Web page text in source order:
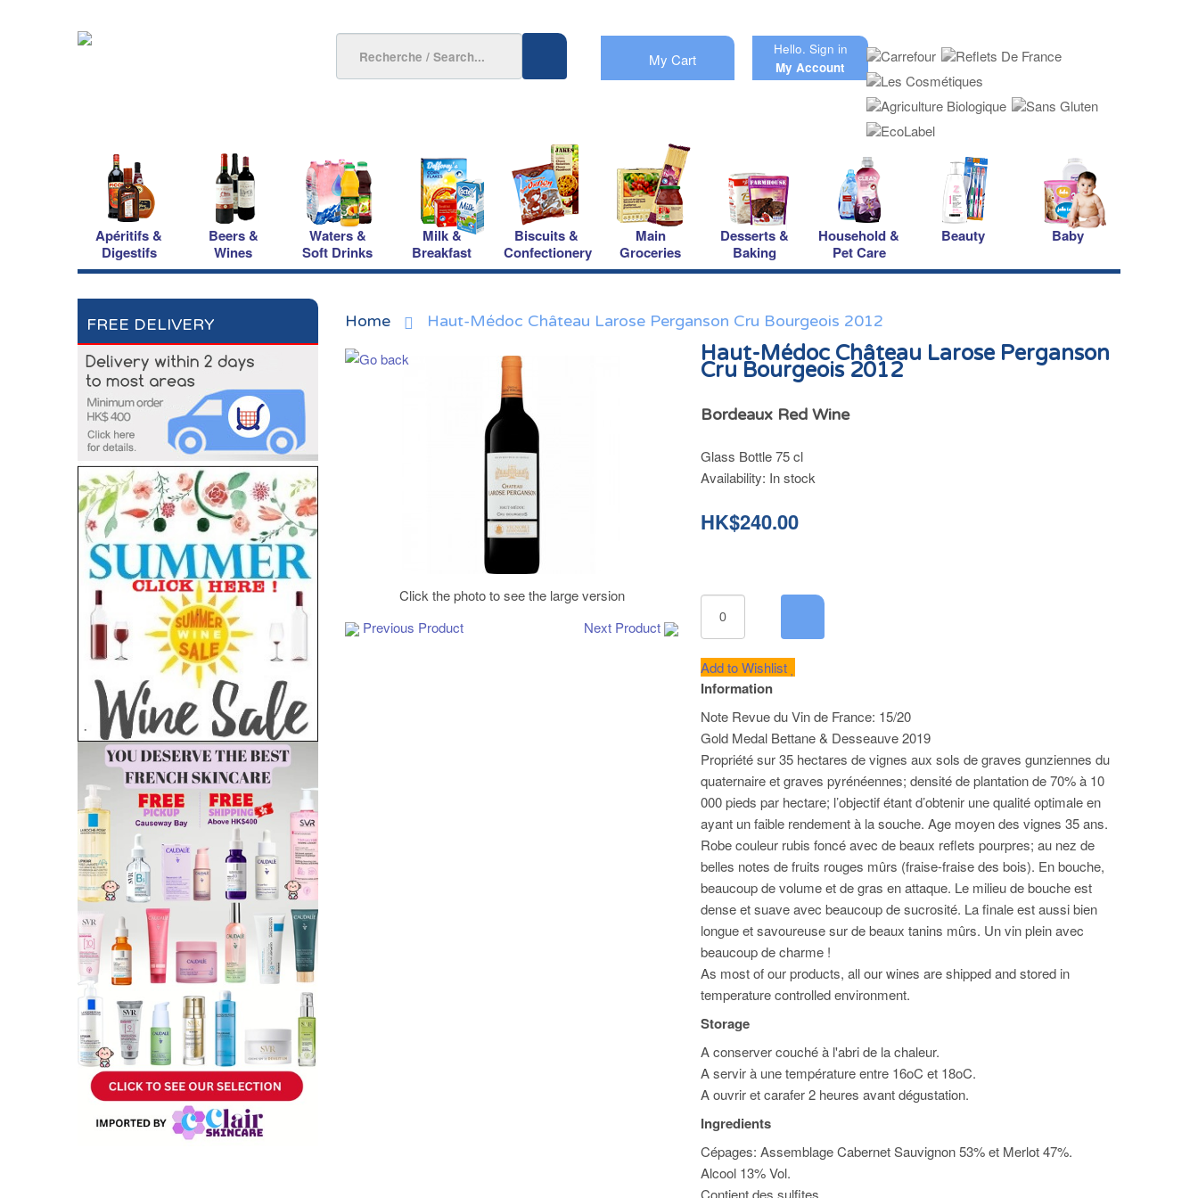
My Cart
Hello. Sign in
My Account
Apéritifs &
Digestifs
Beers &
Wines
Waters &
Soft Drinks
Milk &
Breakfast
Biscuits &
Confectionery
Main
Groceries
Desserts &
Baking
Household &
Pet Care
Beauty Baby
FREE DELIVERY Home Haut-Médoc Château Larose Perganson Cru Bourgeois 2012
Click the photo to see the large version
Previous Product
Next Product
Haut-Médoc Château Larose Perganson
Cru Bourgeois 2012
Bordeaux Red Wine
Glass Bottle 75 cl
Availability: In stock
HK$240.00
Add to Wishlist
Information
Note Revue du Vin de France: 15/20
Gold Medal Bettane & Desseauve 2019
Propriété sur 35 hectares de vignes aux sols de graves gunziennes du
quaternaire et graves pyrénéennes; densité de plantation de 70% à 10
000 pieds par hectare; l’objectif étant d’obtenir une qualité optimale en
ayant un faible rendement à la souche. Age moyen des vignes 35 ans.
Robe couleur rubis foncé avec de beaux reflets pourpres; au nez de
belles notes de fruits rouges mûrs (fraise-fraise des bois). En bouche,
beaucoup de volume et de gras en attaque. Le milieu de bouche est
dense et suave avec beaucoup de sucrosité. La finale est aussi bien
longue et savoureuse sur de beaux tanins mûrs. Un vin plein avec
beaucoup de charme !
As most of our products, all our wines are shipped and stored in
temperature controlled environment.
Storage
A conserver couché à l'abri de la chaleur.
A servir à une température entre 16oC et 18oC.
A ouvrir et carafer 2 heures avant dégustation.
Ingredients
Cépages: Assemblage Cabernet Sauvignon 53% et Merlot 47%.
Alcool 13% Vol.
Contient des sulfites.